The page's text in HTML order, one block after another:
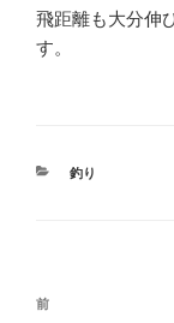
飛距離も大分伸
す。
カ
釣り
投
前
前